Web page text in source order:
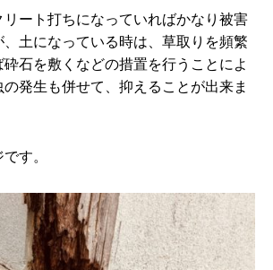
ート打ちになっていればかなり被害
土になっている時は、草取りを頻繁
石を敷くなどの措置を行うことによ
発生も併せて、抑えることが出来ま
す。